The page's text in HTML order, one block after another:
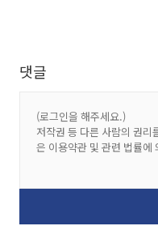
댓글